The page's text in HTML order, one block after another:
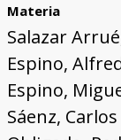
Materia
Salazar
Espino,
Espino,
Sáenz,